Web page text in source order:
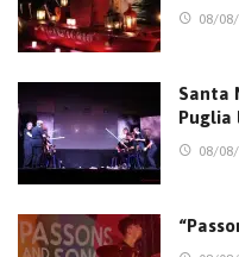
08/
Santa
08/